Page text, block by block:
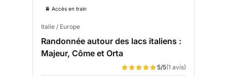
🚆 Accès en train
Italie / Europe
Randonnée autour des lacs italiens :
Majeur, Côme et Orta
5/5(1 avis)